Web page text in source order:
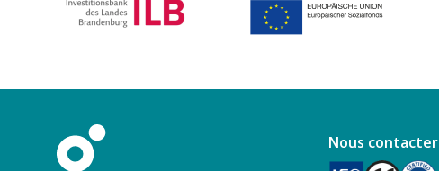
Nous contacter